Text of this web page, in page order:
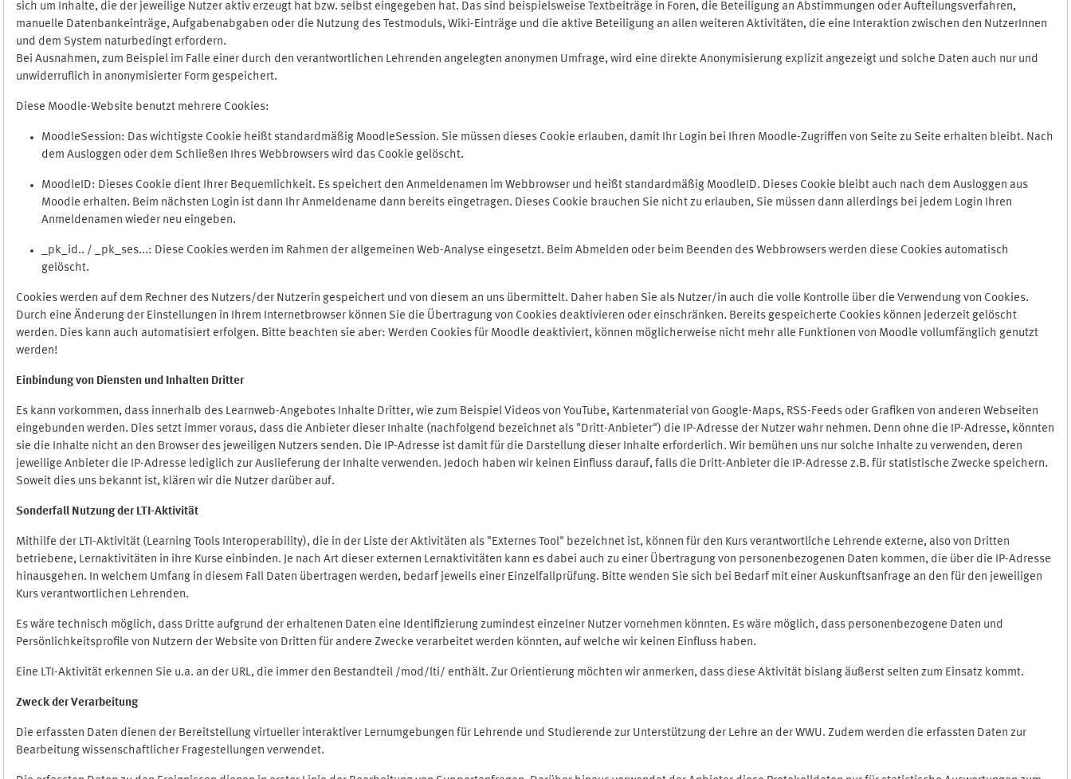
sich um Inhalte, die der jeweilige Nutzer aktiv erzeugt hat bzw. selbst eingegeben hat. Das sind beispielsweise Textbeiträge in Foren, die Beteiligung an Abstimmungen oder Aufteilungsverfahren,
manuelle Datenbankeinträge, Aufgabenabgaben oder die Nutzung des Testmoduls, Wiki-Einträge und die aktive Beteiligung an allen weiteren Aktivitäten, die eine Interaktion zwischen den NutzerInnen
und dem System naturbedingt erfordern.
Bei Ausnahmen, zum Beispiel im Falle einer durch den verantwortlichen Lehrenden angelegten anonymen Umfrage, wird eine direkte Anonymisierung explizit angezeigt und solche Daten auch nur und
unwiderruflich in anonymisierter Form gespeichert.
Diese Moodle-Website benutzt mehrere Cookies:
MoodleSession: Das wichtigste Cookie heißt standardmäßig MoodleSession. Sie müssen dieses Cookie erlauben, damit Ihr Login bei Ihren Moodle-Zugriffen von Seite zu Seite erhalten bleibt. Nach
dem Ausloggen oder dem Schließen Ihres Webbrowsers wird das Cookie gelöscht.
MoodleID: Dieses Cookie dient Ihrer Bequemlichkeit. Es speichert den Anmeldenamen im Webbrowser und heißt standardmäßig MoodleID. Dieses Cookie bleibt auch nach dem Ausloggen aus
Moodle erhalten. Beim nächsten Login ist dann Ihr Anmeldename dann bereits eingetragen. Dieses Cookie brauchen Sie nicht zu erlauben, Sie müssen dann allerdings bei jedem Login Ihren
Anmeldenamen wieder neu eingeben.
_pk_id.. / _pk_ses...: Diese Cookies werden im Rahmen der allgemeinen Web-Analyse eingesetzt. Beim Abmelden oder beim Beenden des Webbrowsers werden diese Cookies automatisch
gelöscht.
Cookies werden auf dem Rechner des Nutzers/der Nutzerin gespeichert und von diesem an uns übermittelt. Daher haben Sie als Nutzer/in auch die volle Kontrolle über die Verwendung von Cookies.
Durch eine Änderung der Einstellungen in Ihrem Internetbrowser können Sie die Übertragung von Cookies deaktivieren oder einschränken. Bereits gespeicherte Cookies können jederzeit gelöscht
werden. Dies kann auch automatisiert erfolgen. Bitte beachten sie aber: Werden Cookies für Moodle deaktiviert, können möglicherweise nicht mehr alle Funktionen von Moodle vollumfänglich genutzt
werden!
Einbindung von Diensten und Inhalten Dritter
Es kann vorkommen, dass innerhalb des Learnweb-Angebotes Inhalte Dritter, wie zum Beispiel Videos von YouTube, Kartenmaterial von Google-Maps, RSS-Feeds oder Grafiken von anderen Webseiten
eingebunden werden. Dies setzt immer voraus, dass die Anbieter dieser Inhalte (nachfolgend bezeichnet als "Dritt-Anbieter") die IP-Adresse der Nutzer wahr nehmen. Denn ohne die IP-Adresse, könnten
sie die Inhalte nicht an den Browser des jeweiligen Nutzers senden. Die IP-Adresse ist damit für die Darstellung dieser Inhalte erforderlich. Wir bemühen uns nur solche Inhalte zu verwenden, deren
jeweilige Anbieter die IP-Adresse lediglich zur Auslieferung der Inhalte verwenden. Jedoch haben wir keinen Einfluss darauf, falls die Dritt-Anbieter die IP-Adresse z.B. für statistische Zwecke speichern.
Soweit dies uns bekannt ist, klären wir die Nutzer darüber auf.
Sonderfall Nutzung der LTI-Aktivität
Mithilfe der LTI-Aktivität (Learning Tools Interoperability), die in der Liste der Aktivitäten als "Externes Tool" bezeichnet ist, können für den Kurs verantwortliche Lehrende externe, also von Dritten
betriebene, Lernaktivitäten in ihre Kurse einbinden. Je nach Art dieser externen Lernaktivitäten kann es dabei auch zu einer Übertragung von personenbezogenen Daten kommen, die über die IP-Adresse
hinausgehen. In welchem Umfang in diesem Fall Daten übertragen werden, bedarf jeweils einer Einzelfallprüfung. Bitte wenden Sie sich bei Bedarf mit einer Auskunftsanfrage an den für den jeweiligen
Kurs verantwortlichen Lehrenden.
Es wäre technisch möglich, dass Dritte aufgrund der erhaltenen Daten eine Identifizierung zumindest einzelner Nutzer vornehmen könnten. Es wäre möglich, dass personenbezogene Daten und
Persönlichkeitsprofile von Nutzern der Website von Dritten für andere Zwecke verarbeitet werden könnten, auf welche wir keinen Einfluss haben.
Eine LTI-Aktivität erkennen Sie u.a. an der URL, die immer den Bestandteil /mod/lti/ enthält. Zur Orientierung möchten wir anmerken, dass diese Aktivität bislang äußerst selten zum Einsatz kommt.
Zweck der Verarbeitung
Die erfassten Daten dienen der Bereitstellung virtueller interaktiver Lernumgebungen für Lehrende und Studierende zur Unterstützung der Lehre an der WWU. Zudem werden die erfassten Daten zur
Bearbeitung wissenschaftlicher Fragestellungen verwendet.